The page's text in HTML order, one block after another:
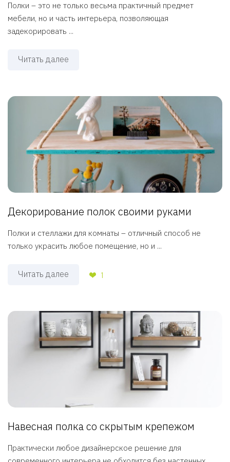
Полки – это не только весьма практичный предмет
мебели, но и часть интерьера, позволяющая
задекорировать ...
Читать далее
Декорирование полок своими руками
Полки и стеллажи для комнаты – отличный способ не
только украсить любое помещение, но и ...
Читать далее 1
Навесная полка со скрытым крепежом
Практически любое дизайнерское решение для